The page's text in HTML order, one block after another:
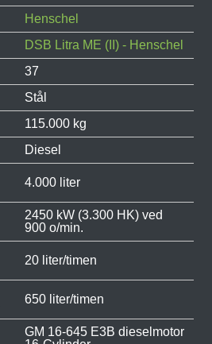
Henschel
DSB Litra ME (II) - Henschel
37
Stål
115.000 kg
Diesel
4.000 liter
2450 kW (3.300 HK) ved
900 o/min.
20 liter/timen
650 liter/timen
GM 16-645 E3B dieselmotor